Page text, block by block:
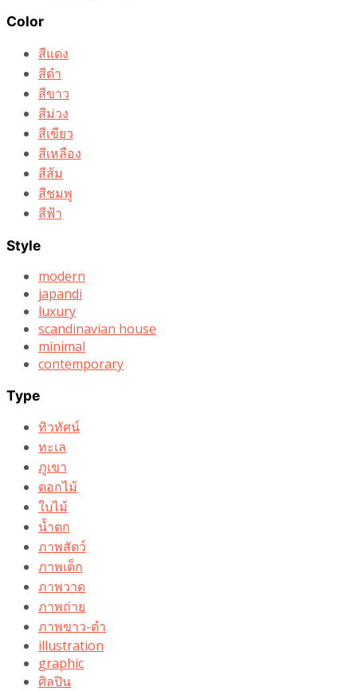
Color
สีแดง
สีดำ
สีขาว
สีม่วง
สีเขียว
สีเหลือง
สีส้ม
สีชมพู
สีฟ้า
Style
modern
japandi
luxury
scandinavian house
minimal
contemporary
Type
ทิวทัศน์
ทะเล
ภูเขา
ดอกไม้
ใบไม้
น้ำตก
ภาพสัตว์
ภาพเด็ก
ภาพวาด
ภาพถ่าย
ภาพขาว-ดำ
illustration
graphic
ศิลปิน